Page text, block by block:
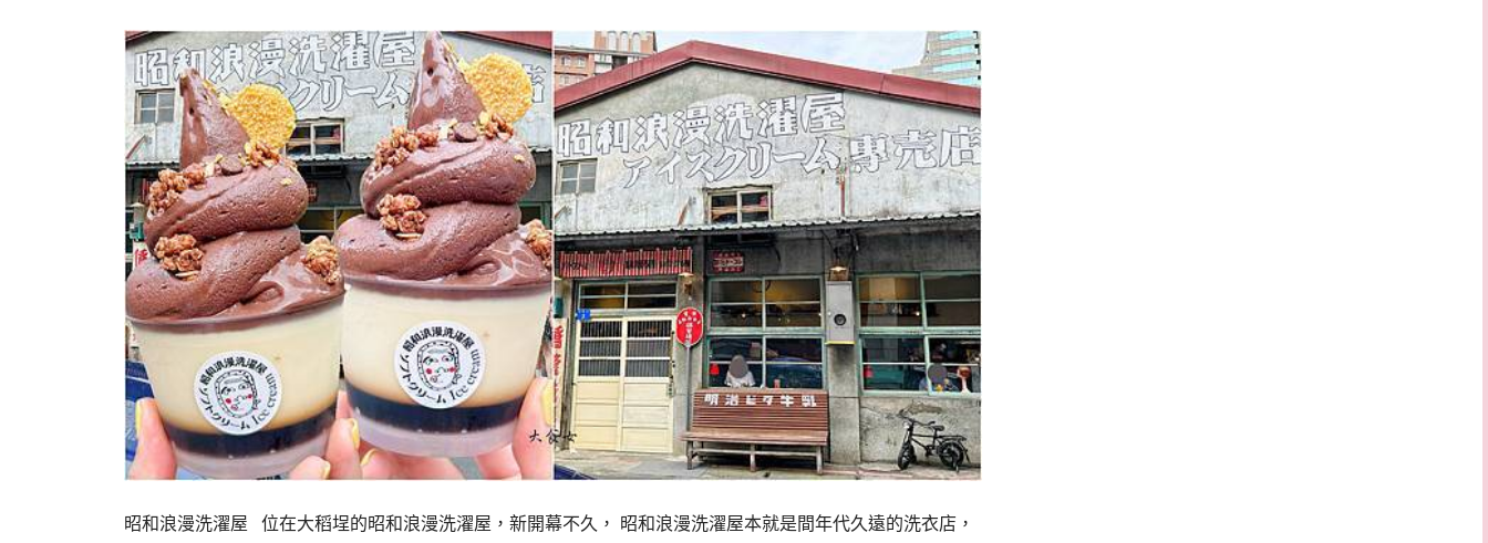
昭和浪漫洗濯屋 位在大稻埕的昭和浪漫洗濯屋，新開幕不久， 昭和浪漫洗濯屋本就是間年代久遠的洗衣店，